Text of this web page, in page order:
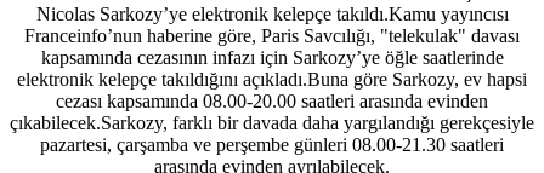
Nicolas Sarkozy’yeelektronik kelepçe takıldı.Kamu yayıncısı
Franceinfo’nun haberine göre, Paris Savcılığı, "telekulak" davası
kapsamında cezasının infazı için Sarkozy’ye öğle saatlerinde
elektronik kelepçe takıldığını açıkladı.Buna göre Sarkozy, ev hapsi
cezası kapsamında 08.00-20.00 saatleri arasında evinden
çıkabilecek.Sarkozy, farklı bir davada daha yargılandığı gerekçesiyle
pazartesi, çarşamba ve perşembe günleri 08.00-21.30 saatleri
arasında evinden ayrılabilecek.